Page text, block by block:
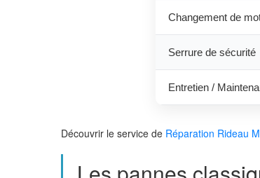
Changement de
Serrure de sécurité
Entretien /
Découvrir le service de Réparation Rideau